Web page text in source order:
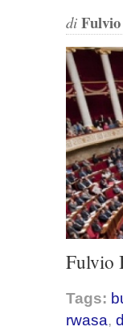
di
Fulvio
Tags:
rwasa,